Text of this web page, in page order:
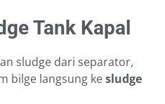
Tank Kapal
sludge dari separator,
bilge langsung kesludge